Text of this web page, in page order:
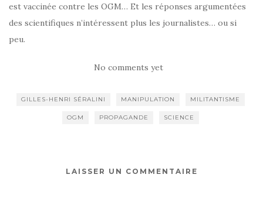
est vaccinée contre les OGM… Et les réponses argumentées
des scientifiques n’intéressent plus les journalistes… ou si
peu.
No comments yet
GILLES-HENRI SÉRALINI MANIPULATION MILITANTISME
OGM PROPAGANDE SCIENCE
LAISSER UN COMMENTAIRE